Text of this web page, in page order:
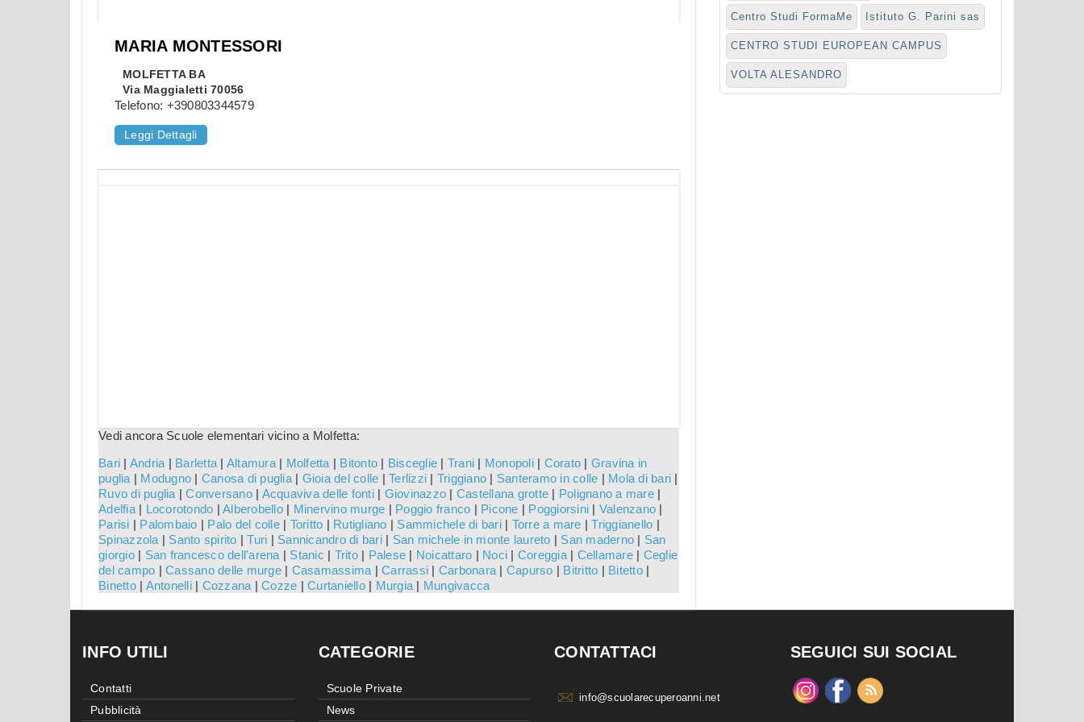
MARIA MONTESSORI
MOLFETTA BA
Via Maggialetti 70056
Telefono: +390803344579
Leggi Dettagli
Vedi ancora Scuole elementari vicino a Molfetta:
Bari | Andria | Barletta | Altamura| Molfetta | Bitonto | Bisceglie | Trani | Monopoli| Corato | Gravina in
puglia | Modugno | Canosa di puglia| Gioia del colle | Terlizzi | Triggiano | Santeramo in colle | Mola di bari |
Ruvo di puglia |Conversano| Acquaviva delle fonti| Giovinazzo | Castellana grotte | Polignano a mare|
Adelfia| Locorotondo | Alberobello| Minervino murge | Poggio franco | Picone | Poggiorsini | Valenzano |
Parisi | Palombaio | Palo del colle| Toritto | Rutigliano | Sammichele di bari| Torre a mare |Triggianello |
Spinazzola | Santo spirito |Turi | Sannicandro di bari| San michele in monte laureto | San maderno | San
giorgio| San francesco dell'arena | Stanic | Trito| Palese | Noicattaro | Noci | Coreggia| Cellamare| Ceglie
del campo | Cassano delle murge| Casamassima | Carrassi | Carbonara | Capurso | Bitritto | Bitetto|
Binetto| Antonelli| Cozzana | Cozze | Curtaniello| Murgia | Mungivacca
Centro Studi FormaMe Istituto G. Parini sas
CENTRO STUDI EUROPEAN CAMPUS
VOLTA ALESANDRO
INFO UTILI
Contatti
Pubblicità
CATEGORIE
Scuole Private
News
CONTATTACI
info@scuolarecuperoanni.net
SEGUICI SUI SOCIAL